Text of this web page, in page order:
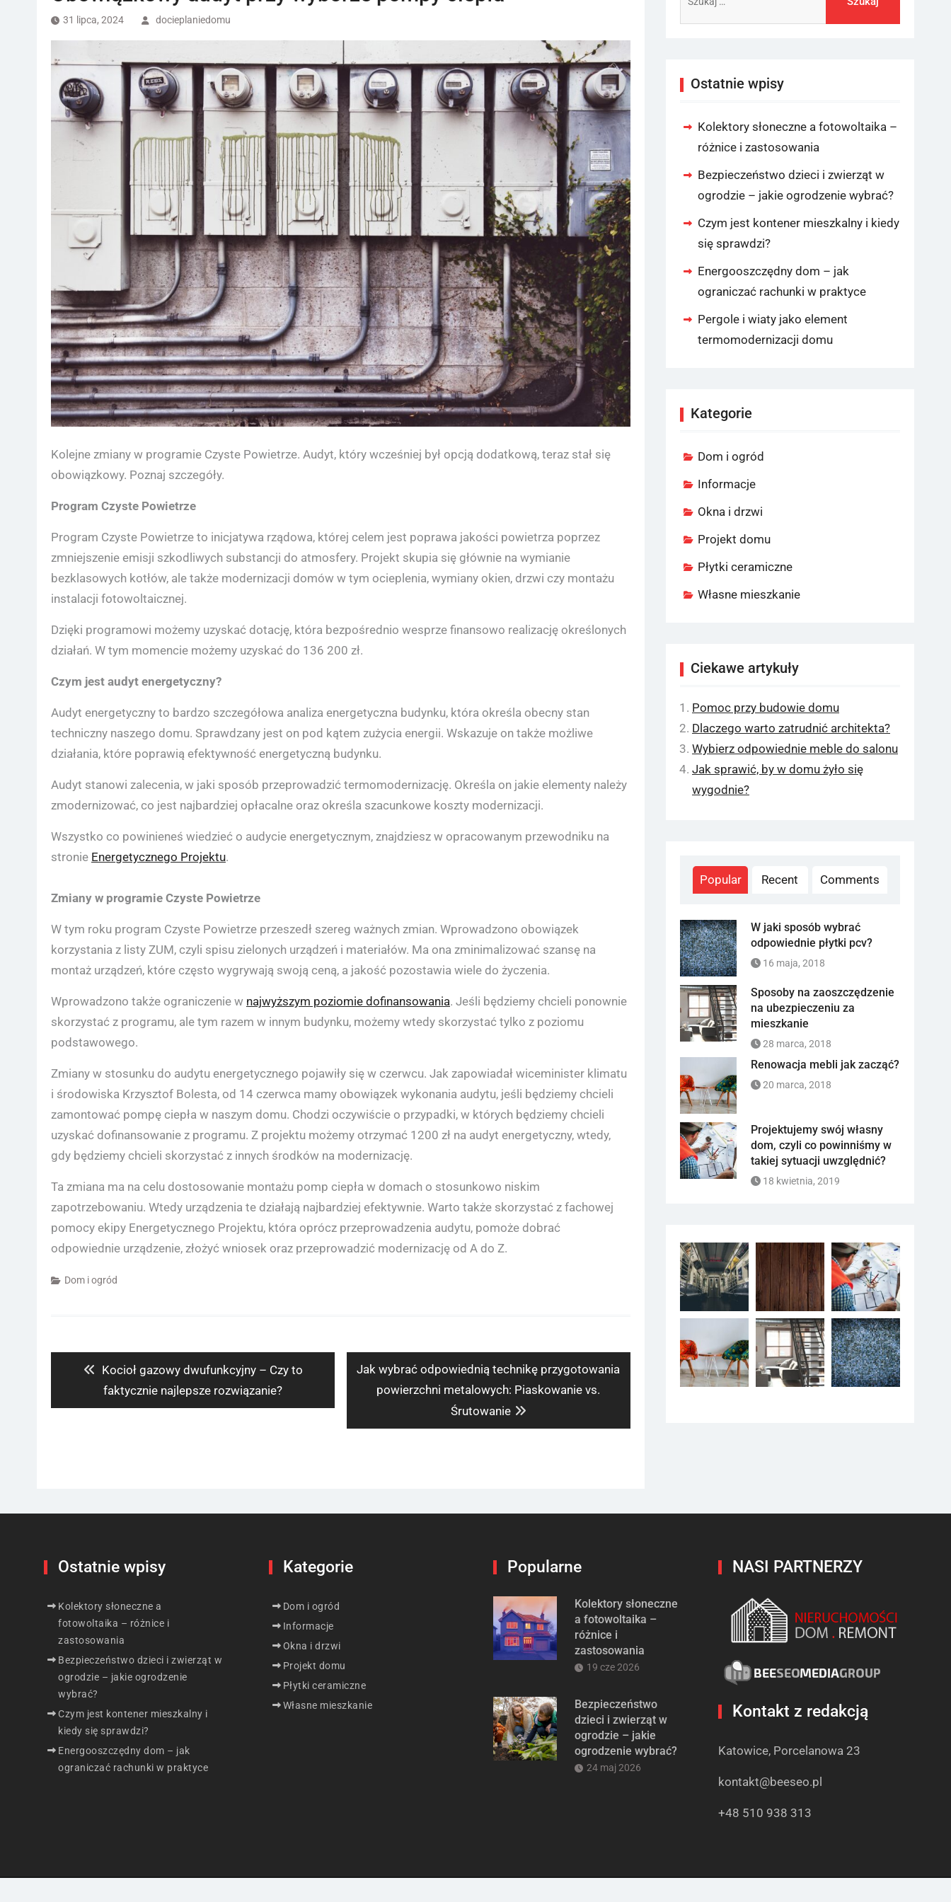
31 lipca, 2024 docieplaniedomu
Kolejne zmiany w programie Czyste Powietrze. Audyt, który wcześniej był opcją dodatkową, teraz stał się
obowiązkowy. Poznaj szczegóły.
Program Czyste Powietrze
Program Czyste Powietrze to inicjatywa rządowa, której celem jest poprawa jakości powietrza poprzez
zmniejszenie emisji szkodliwych substancji do atmosfery. Projekt skupia się głównie na wymianie
bezklasowych kotłów, ale także modernizacji domów w tym ocieplenia, wymiany okien, drzwi czy montażu
instalacji fotowoltaicznej.
Dzięki programowi możemy uzyskać dotację, która bezpośrednio wesprze finansowo realizację określonych
działań. W tym momencie możemy uzyskać do 136 200 zł.
Czym jest audyt energetyczny?
Audyt energetyczny to bardzo szczegółowa analiza energetyczna budynku, która określa obecny stan
techniczny naszego domu. Sprawdzany jest on pod kątem zużycia energii. Wskazuje on także możliwe
działania, które poprawią efektywność energetyczną budynku.
Audyt stanowi zalecenia, w jaki sposób przeprowadzić termomodernizację. Określa on jakie elementy należy
zmodernizować, co jest najbardziej opłacalne oraz określa szacunkowe koszty modernizacji.
Wszystko co powinieneś wiedzieć o audycie energetycznym, znajdziesz w opracowanym przewodniku na
stronie Energetycznego Projektu.
Zmiany w programie Czyste Powietrze
W tym roku program Czyste Powietrze przeszedł szereg ważnych zmian. Wprowadzono obowiązek
korzystania z listy ZUM, czyli spisu zielonych urządzeń i materiałów. Ma ona zminimalizować szansę na
montaż urządzeń, które często wygrywają swoją ceną, a jakość pozostawia wiele do życzenia.
Wprowadzono także ograniczenie w najwyższym poziomie dofinansowania. Jeśli będziemy chcieli ponownie
skorzystać z programu, ale tym razem w innym budynku, możemy wtedy skorzystać tylko z poziomu
podstawowego.
Zmiany w stosunku do audytu energetycznego pojawiły się w czerwcu. Jak zapowiadał wiceminister klimatu
i środowiska Krzysztof Bolesta, od 14 czerwca mamy obowiązek wykonania audytu, jeśli będziemy chcieli
zamontować pompę ciepła w naszym domu. Chodzi oczywiście o przypadki, w których będziemy chcieli
uzyskać dofinansowanie z programu. Z projektu możemy otrzymać 1200 zł na audyt energetyczny, wtedy,
gdy będziemy chcieli skorzystać z innych środków na modernizację.
Ta zmiana ma na celu dostosowanie montażu pomp ciepła w domach o stosunkowo niskim
zapotrzebowaniu. Wtedy urządzenia te działają najbardziej efektywnie. Warto także skorzystać z fachowej
pomocy ekipy Energetycznego Projektu, która oprócz przeprowadzenia audytu, pomoże dobrać
odpowiednie urządzenie, złożyć wniosek oraz przeprowadzić modernizację od A do Z.
Dom i ogród
Previous
post:
Kocioł gazowy dwufunkcyjny – Czy to
faktycznie najlepsze rozwiązanie?
Next
post:
Jak wybrać odpowiednią technikę przygotowania
powierzchni metalowych: Piaskowanie vs.
Śrutowanie
Ostatnie wpisy
Kolektory słoneczne a fotowoltaika –
różnice i zastosowania
Bezpieczeństwo dzieci i zwierząt w
ogrodzie – jakie ogrodzenie wybrać?
Czym jest kontener mieszkalny i kiedy
się sprawdzi?
Energooszczędny dom – jak
ograniczać rachunki w praktyce
Pergole i wiaty jako element
termomodernizacji domu
Kategorie
Dom i ogród
Informacje
Okna i drzwi
Projekt domu
Płytki ceramiczne
Własne mieszkanie
Ciekawe artykuły
Pomoc przy budowie domu
Dlaczego warto zatrudnić architekta?
Wybierz odpowiednie meble do salonu
Jak sprawić, by w domu żyło się
wygodnie?
Popular Recent Comments
W jaki sposób wybrać
odpowiednie płytki pcv?
16 maja, 2018
Sposoby na zaoszczędzenie
na ubezpieczeniu za
mieszkanie
28 marca, 2018
Renowacja mebli jak zacząć?
20 marca, 2018
Projektujemy swój własny
dom, czyli co powinniśmy w
takiej sytuacji uwzględnić?
18 kwietnia, 2019
Ostatnie wpisy
Kolektory słoneczne a
fotowoltaika – różnice i
zastosowania
Bezpieczeństwo dzieci i zwierząt w
ogrodzie – jakie ogrodzenie
wybrać?
Czym jest kontener mieszkalny i
kiedy się sprawdzi?
Energooszczędny dom – jak
ograniczać rachunki w praktyce
Kategorie
Dom i ogród
Informacje
Okna i drzwi
Projekt domu
Płytki ceramiczne
Własne mieszkanie
Popularne
Kolektory słoneczne
a fotowoltaika –
różnice i
zastosowania
19 cze 2026
Bezpieczeństwo
dzieci i zwierząt w
ogrodzie – jakie
ogrodzenie wybrać?
24 maj 2026
NASI PARTNERZY
Kontakt z redakcją
Katowice, Porcelanowa 23
kontakt@beeseo.pl
+48 510 938 313